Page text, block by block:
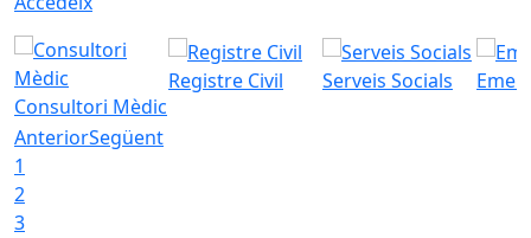
Consultori Mèdic
Registre Civil Serveis Socials
AnteriorSegüent
1
2
3